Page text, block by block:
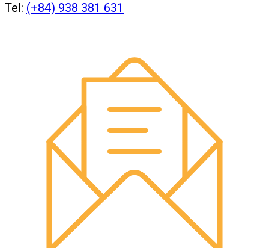
Tel: (+84) 938 381 631